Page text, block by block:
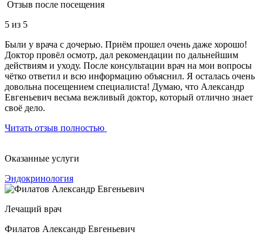
Отзыв после посещения
5 из 5
Были у врача с дочерью. Приём прошел очень даже хорошо!
Доктор провёл осмотр, дал рекомендации по дальнейшим
действиям и уходу. После консультации врач на мои вопросы
чётко ответил и всю информацию объяснил. Я осталась очень
довольна посещением специалиста! Думаю, что Александр
Евгеньевич весьма вежливый доктор, который отлично знает
своё дело.
Читать отзыв полностью
Оказанные услуги
Эндокринология
Лечащий врач
Филатов Александр Евгеньевич